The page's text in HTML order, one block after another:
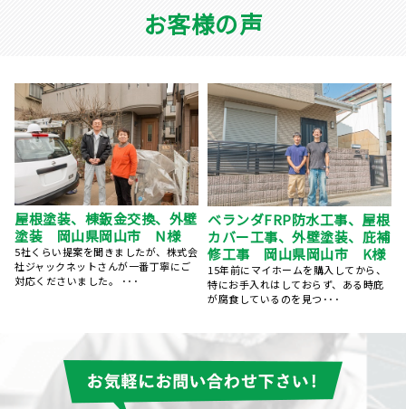
お客様の声
岡山県岡山市 外壁塗装、屋
根塗装 プレミアムシリコン
この度は丁寧な施工、親切な対応、誠
にありがとうございました。 築25年、
ずっと気になっていた･･･
屋根葺き替え工事 瓦屋根か
ら金属屋根へ 雨漏り修理
岡山県岡山市 S様
台風のあと、雨の日に雨漏りして、ホ
ームページで探して電話しました。 見
てもらう･･･